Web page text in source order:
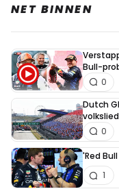
NET BINNEN
Bull-
0
Dutch
0
'Red
1